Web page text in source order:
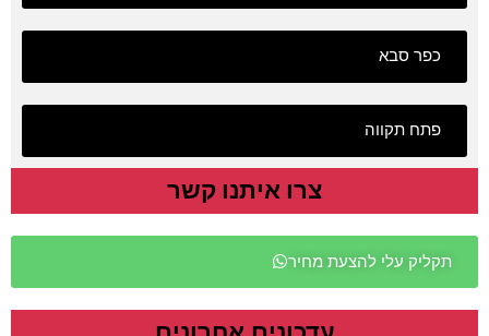
כפר סבא
פתח תקווה
צרו איתנו קשר
תקליק עלי להצעת מחיר